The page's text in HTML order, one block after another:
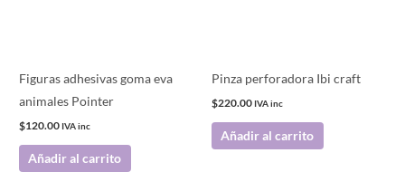
Figuras adhesivas goma eva
animales Pointer
$120.00 IVA inc
Añadir al carrito
Pinza perforadora Ibi craft
$220.00 IVA inc
Añadir al carrito